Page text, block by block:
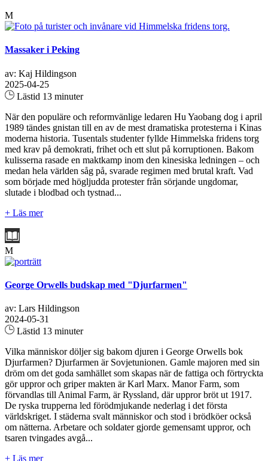
M
Massaker i Peking
av: Kaj Hildingson
2025-04-25
Lästid 13 minuter
När den populäre och reformvänlige ledaren Hu Yaobang dog i april
1989 tändes gnistan till en av de mest dramatiska protesterna i Kinas
moderna historia. Tusentals studenter fyllde Himmelska fridens torg
med krav på demokrati, frihet och ett slut på korruptionen. Bakom
kulisserna rasade en maktkamp inom den kinesiska ledningen – och
medan hela världen såg på, svarade regimen med brutal kraft. Vad
som började med högljudda protester från sörjande ungdomar,
slutade i blodbad och tystnad...
+ Läs mer
M
George Orwells budskap med "Djurfarmen"
av: Lars Hildingson
2024-05-31
Lästid 13 minuter
Vilka människor döljer sig bakom djuren i George Orwells bok
Djurfarmen? Djurfarmen är Sovjetunionen. Gamle majoren med sin
dröm om det goda samhället som skapas när de fattiga och förtryckta
gör uppror och griper makten är Karl Marx. Manor Farm, som
förvandlas till Animal Farm, är Ryssland, där uppror bröt ut 1917.
De ryska trupperna led förödmjukande nederlag i det första
världskriget. I städerna svalt människor och stod i brödköer också
om nätterna. Arbetare och soldater gjorde gemensamt uppror, och
tsaren tvingades avgå...
+ Läs mer